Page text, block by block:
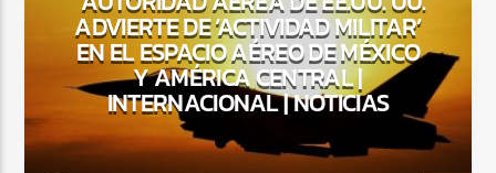
ADVIERTE DE ‘ACTIVIDAD MILITAR’
EN EL ESPACIO AÉREO DE MÉXICO
Y AMÉRICA CENTRAL |
INTERNACIONAL | NOTICIAS